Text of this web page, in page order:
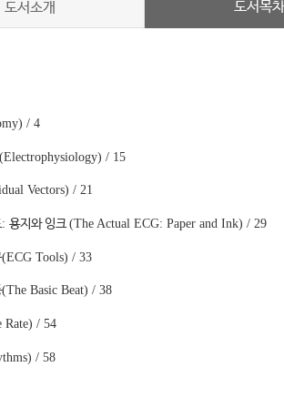
도서소개 도서목차
/ 4
/ 15
Vectors) / 21
: 용지와 잉크(The Actual ECG: Paper and Ink) / 29
(ECG Tools) / 33
(The Basic Beat) / 38
Rate) / 54
/ 58